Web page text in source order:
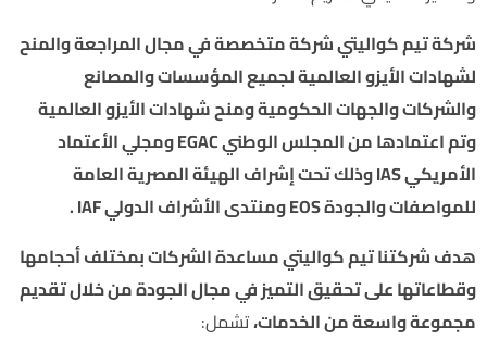
شركة تيم كواليتي شركة متخصصة في مجال المراجعة والمنح
لشهادات الأيزو العالمية لجميع المؤسسات والمصانع
والشركات والجهات الحكومية ومنح شهادات الأيزو العالمية
وتم اعتمادها من المجلس الوطني EGAC ومجلي الأعتماد
الأمريكي IAS وذلك تحت إشراف الهيئة المصرية العامة
للمواصفات والجودة EOS ومنتدى الأشراف الدولي IAF .
هدف شركتنا تيم كواليتي مساعدة الشركات بمختلف أحجامها
وقطاعاتها على تحقيق التميز في مجال الجودة من خلال تقديم
مجموعة واسعة من الخدمات،تشمل: